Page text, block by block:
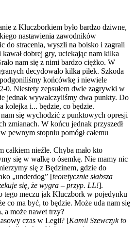
z Kluczborkiem było bardzo dziwne,
nastawienia zawodników
do stracenia, wyszli na boisko i zagrali
kawał dobrej gry, uciekając nam kilka
nam się z nimi bardzo ciężko. W
decydowało kilka piłek. Szkoda
końcówkę i niewiele
0. Niestety zepsułem dwie zagrywki w
jednak wywalczyliśmy dwa punkty. Do
kolejka i... będzie, co będzie.
się wychodzić z punktowych opresji
zmianach. W końcu jednak przyszedł
pewnym stopniu pomógł całemu
całkiem nieźle. Chyba mało kto
się w walkę o ósemkę. Nie mamy nic
się z Będzinem, gdzie do
„underdog” [teoretycznie słabsza
się, że wygra – przyp. LL!].
tego meczu jak Kluczbork w pojedynku
co ma być, to będzie. Może uda nam się
a może nawet trzy?
czas w Legii? [Kamil Szewczyk to